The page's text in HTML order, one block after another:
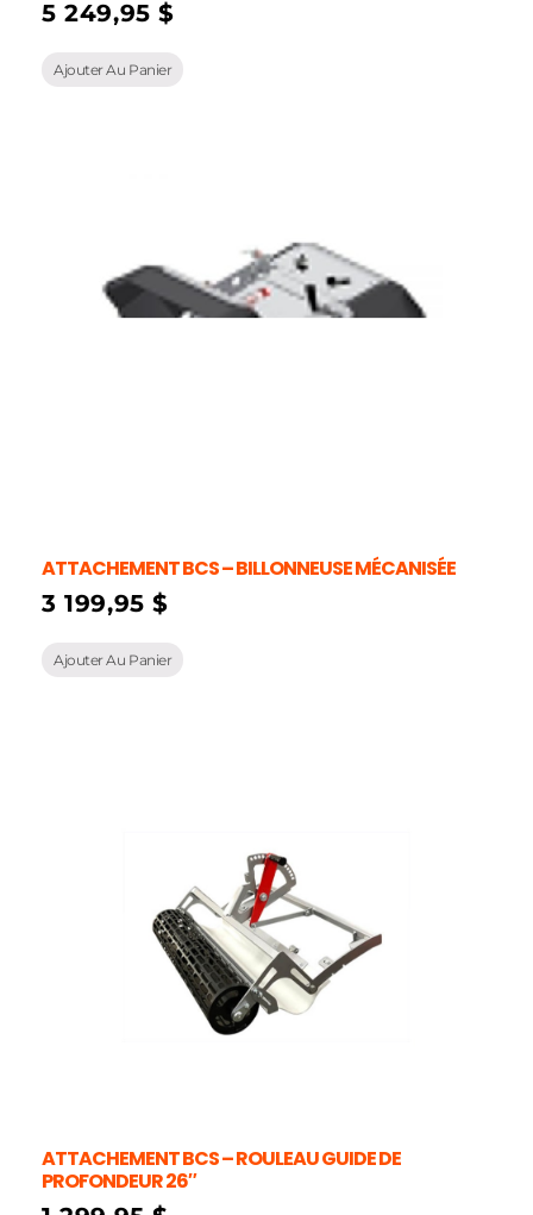
5 249,95$
Ajouter Au Panier
ATTACHEMENT BCS – BILLONNEUSE MÉCANISÉE
3 199,95$
Ajouter Au Panier
ATTACHEMENT BCS – ROULEAU GUIDE DE
PROFONDEUR 26″